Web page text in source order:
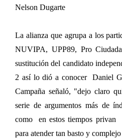
Nelson Dugarte
La alianza que agrupa a los
NUVIPA, UPP89, Pro
sustitución del candidato
2 así lo dió a conocer Daniel
Campaña señaló, "dejo claro
serie de argumentos más de
como en estos tiempos privan
para atender tan basto y